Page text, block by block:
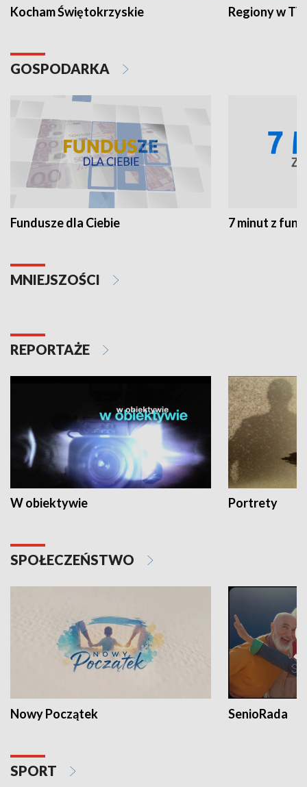
Kocham Świętokrzyskie Regiony w
GOSPODARKA
Fundusze dla Ciebie 7 minut z
MNIEJSZOŚCI
REPORTAŻE
W obiektywie Portrety
SPOŁECZEŃSTWO
Nowy Początek SenioRada
SPORT